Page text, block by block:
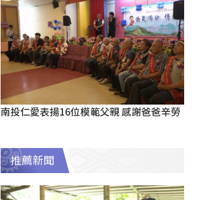
南投仁愛表揚16位模範父親 感謝爸爸辛勞
推薦新聞